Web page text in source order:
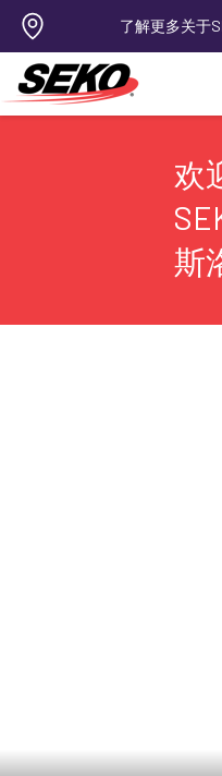
了解更多关于
欢
斯